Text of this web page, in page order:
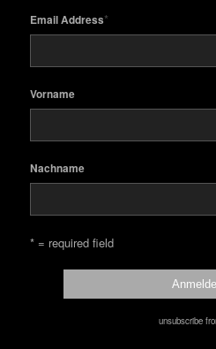
Email Address*
Vorname
Nachname
* = required field
unsubscribe